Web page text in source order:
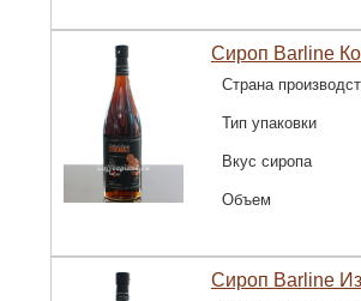
Сироп Barline
Страна
Тип упаковки
Вкус сиропа
Объем
Сироп Barline